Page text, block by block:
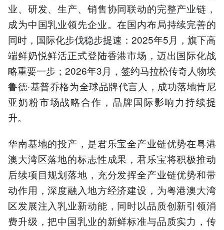
业、研发、生产、销售协同联动的完整产业链，
成为中国乳业领先企业。在国内布局持续完善的
同时，国际化步伐稳步提速：2025年5月，旗下高
端鲜奶悦鲜活正式登陆香港市场，迈出国际化战
略重要一步；2026年3月，签约马拉松传奇人物埃
鲁德·基普乔格为全球品牌代言人，成功落地肯尼
亚奶粉市场战略合作，品牌国际影响力持续提
升。
华南基地的投产，是君乐宝全产业链优势在粤港
澳大湾区落地的标志性成果，君乐宝将积极推动
后续项目规划落地，充分发挥全产业链优势和带
动作用，深度融入地方经济建设，为粤港澳大湾
区发展注入乳业新动能，同时以品质创新引领消
费升级，把中国乳业的新鲜标准与品质实力，传